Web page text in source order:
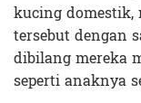
kucing
tersebut dengan
dibilang mereka
seperti anaknya